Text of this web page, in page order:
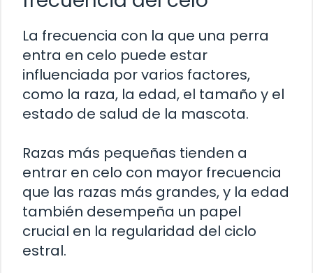
La frecuencia con la que una perra
entra en celo puede estar
influenciada por varios factores,
como la raza, la edad, el tamaño y el
estado de salud de la mascota.
Razas más pequeñas tienden a
entrar en celo con mayor frecuencia
que las razas más grandes, y la edad
también desempeña un papel
crucial en la regularidad del ciclo
estral.